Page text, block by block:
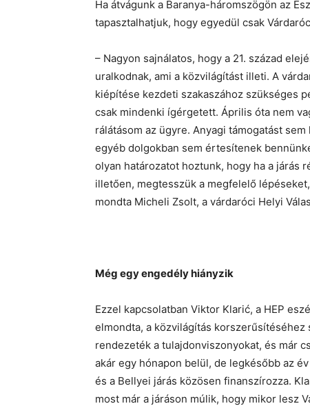
Ha átvágunk a Baranya-háromszögön az
tapasztalhatjuk, hogy egyedül csak
– Nagyon sajnálatos, hogy a 21. század
uralkodnak, ami a közvilágítást illeti. A
kiépítése kezdeti szakaszához szükséges
csak mindenki ígérgetett. Április óta nem
rálátásom az ügyre. Anyagi támogatást
egyéb dolgokban sem értesítenek
olyan határozatot hoztunk, hogy ha a
illetően, megtesszük a megfelelő
mondta Micheli Zsolt, a várdaróci Helyi
Még egy engedély hiányzik
Ezzel kapcsolatban Viktor Klarić, a HEP
elmondta, a közvilágítás
rendezeték a tulajdonviszonyokat, és már
akár egy hónapon belül, de legkésőbb az
és a Bellyei járás közösen finanszírozza.
most már a járáson múlik, hogy mikor lesz